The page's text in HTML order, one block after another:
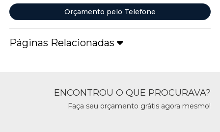
Orçamento pelo Telefone
Páginas Relacionadas
ENCONTROU O QUE PROCURAVA?
Faça seu orçamento grátis agora mesmo!